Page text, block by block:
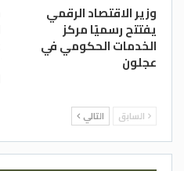
وزير الاقتصاد الرقمي
يفتتح رسميًا مركز
الخدمات الحكومي في
عجلون
السابق التالي